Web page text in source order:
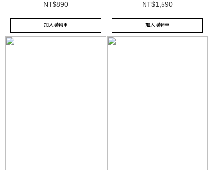
NT$890
加入購物車
NT$1,590
加入購物車